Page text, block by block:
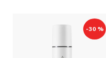
-30 %